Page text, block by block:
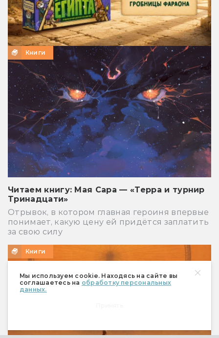
Мы используем cookie. Находясь на сайте вы
соглашаетесь на обработку персональных
данных.
Книги
Читаем книгу: Мая Сара — «Терра и турнир
Тринадцати»
Отрывок, в котором главная героиня впервые
понимает, какую цену ей придётся заплатить
за свою силу
Книги